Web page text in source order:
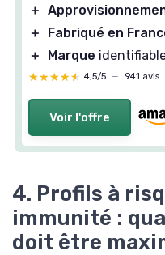
＋
＋
Fabriqué en
＋
Marque
★★★★★
★★★★★ 4,5/5 — 941 avis
Voir l'offre
4. Profils à
immunité :
doit être